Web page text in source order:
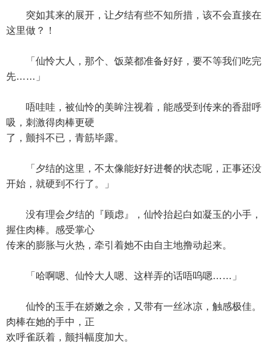
突如其来的展开，让夕结有些不知所措，该不会直接在
这里做？！
「仙怜大人，那个、饭菜都准备好好，要不等我们吃完
先……」
唔哇哇，被仙怜的美眸注视着，能感受到传来的香甜呼
吸，刺激得肉棒更硬
了，颤抖不已，青筋毕露。
「夕结的这里，不太像能好好进餐的状态呢，正事还没
开始，就硬到不行了。」
没有理会夕结的『顾虑』，仙怜抬起白如凝玉的小手，
握住肉棒。感受掌心
传来的膨胀与火热，牵引着她不由自主地撸动起来。
「哈啊嗯、仙怜大人嗯、这样弄的话唔呜嗯……」
仙怜的玉手在娇嫩之余，又带有一丝冰凉，触感极佳。
肉棒在她的手中，正
欢呼雀跃着，颤抖幅度加大。